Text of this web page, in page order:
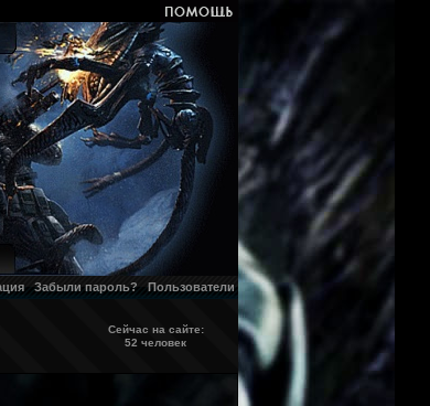
Забыли пароль? Пользователи
Сейчас на сайте:
52 человек